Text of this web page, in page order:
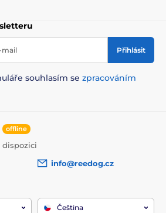
mail Přihlásit
souhlasím se zpracováním
offline
dispozici
info@reedog.cz
Čeština